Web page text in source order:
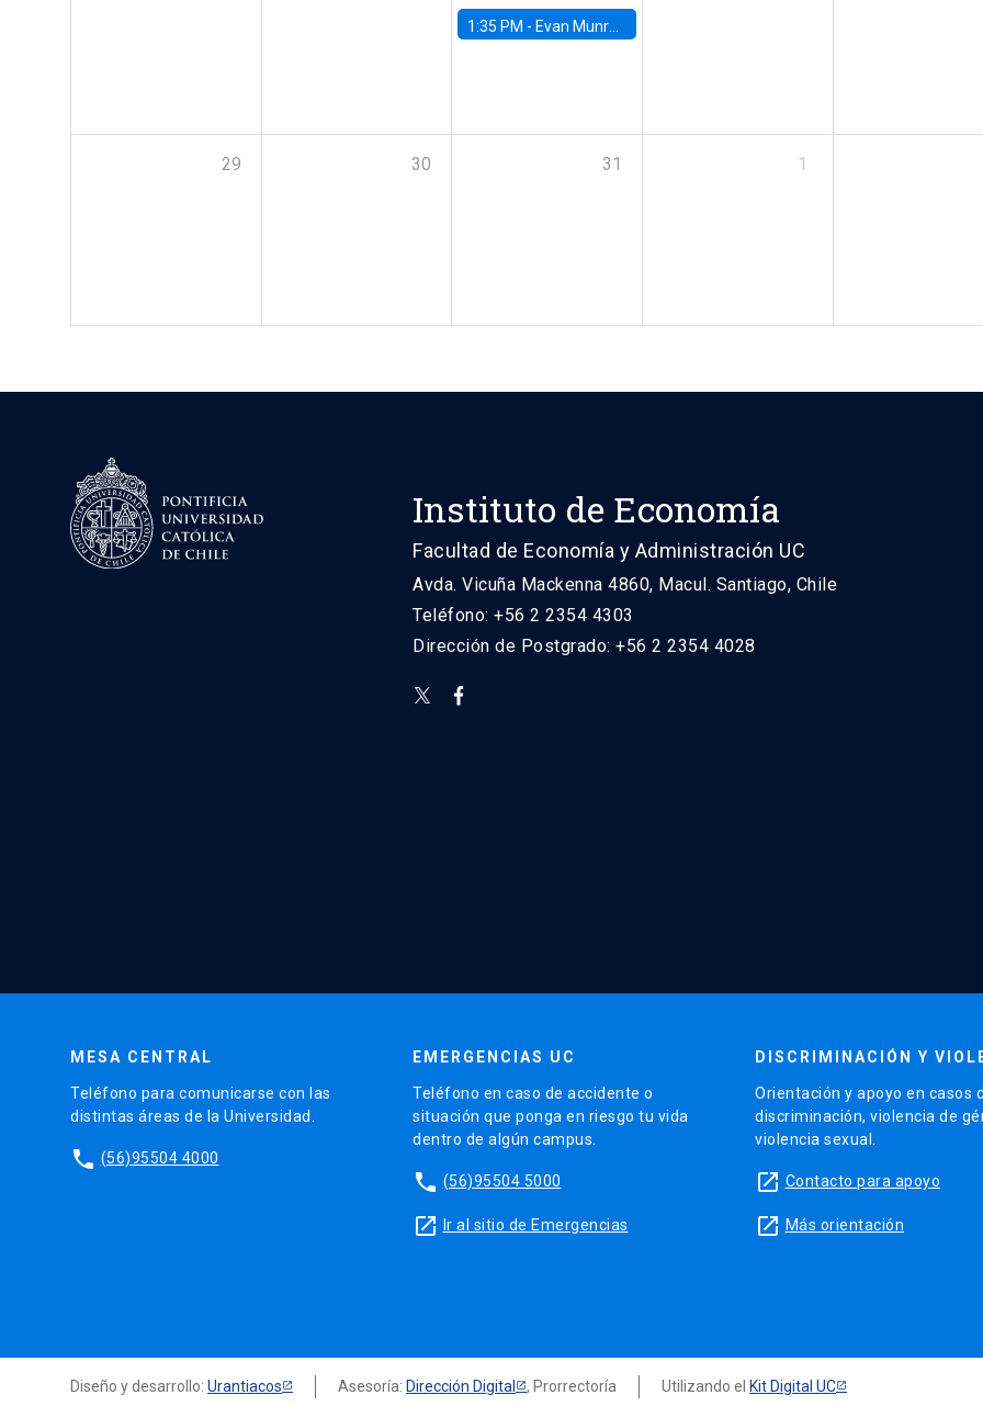
1:35 PM - Evan Munro, Neyman Visiting Assistant Professor in the Department of Statistics at UC Berkeley
29 30 31 1
Instituto de Economía
Facultad de Economía y Administración UC
Avda. Vicuña Mackenna 4860, Macul. Santiago, Chile
Teléfono: +56 2 2354 4303
Dirección de Postgrado: +56 2 2354 4028
MESA CENTRAL
Teléfono para comunicarse con las
distintas áreas de la Universidad.
phone (56)95504 4000
EMERGENCIAS UC
Teléfono en caso de accidente o
situación que ponga en riesgo tu vida
dentro de algún campus.
phone (56)95504 5000
launch Ir al sitio de Emergencias
DISCRIMINACIÓN Y
Orientación y apoyo en casos
discriminación, violencia de
violencia sexual.
launch Contacto para apoyo
launch Más orientación
Diseño y desarrollo: Urantiacos Asesoría: Dirección Digital , Prorrectoría Utilizando el Kit Digital UC